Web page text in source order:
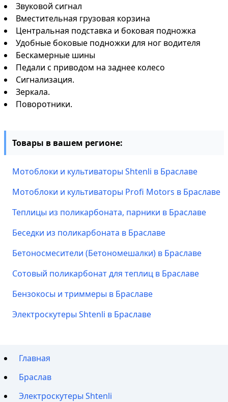
Звуковой сигнал
Вместительная грузовая корзина
Центральная подставка и боковая подножка
Удобные боковые подножки для ног водителя
Бескамерные шины
Педали с приводом на заднее колесо
Сигнализация.
Зеркала.
Поворотники.
Товары в вашем регионе:
Мотоблоки и культиваторы Shtenli в Браславе
Мотоблоки и культиваторы Profi Motors в Браславе
Теплицы из поликарбоната, парники в Браславе
Беседки из поликарбоната в Браславе
Бетоносмесители (Бетономешалки) в Браславе
Сотовый поликарбонат для теплиц в Браславе
Бензокосы и триммеры в Браславе
Электроскутеры Shtenli в Браславе
Главная
Браслав
Электроскутеры Shtenli